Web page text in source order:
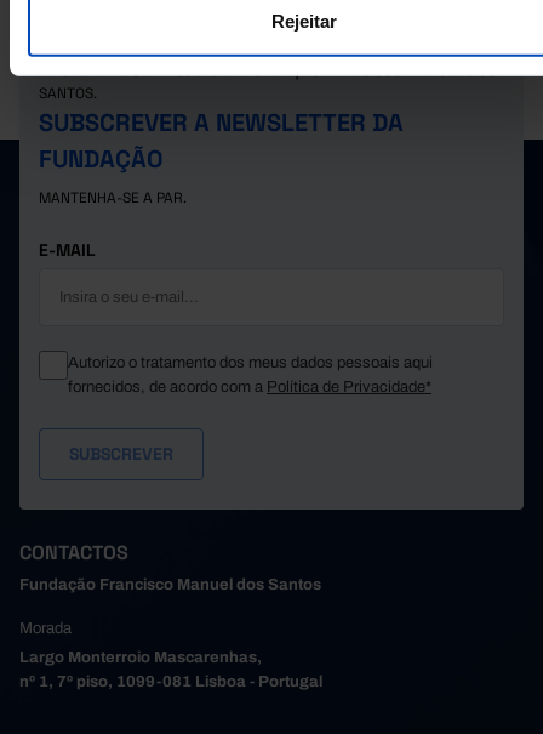
Rejeitar
A PORDATA É UM PROJETO DA FUNDAÇÃO FRANCISCO MANUEL DOS
SANTOS.
SUBSCREVER A NEWSLETTER DA
FUNDAÇÃO
MANTENHA-SE A PAR.
E-MAIL
Autorizo o tratamento dos meus dados pessoais aqui
fornecidos, de acordo com a Política de Privacidade*
CONTACTOS
Fundação Francisco Manuel dos Santos
Morada
Largo Monterroio Mascarenhas,
nº 1, 7º piso, 1099-081 Lisboa - Portugal